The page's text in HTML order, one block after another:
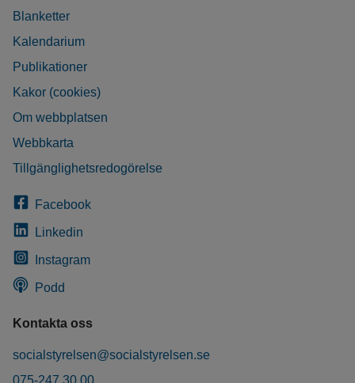
Blanketter
Kalendarium
Publikationer
Kakor (cookies)
Om webbplatsen
Webbkarta
Tillgänglighetsredogörelse
Facebook
Linkedin
Instagram
Podd
Kontakta oss
socialstyrelsen@socialstyrelsen.se
075-247 30 00